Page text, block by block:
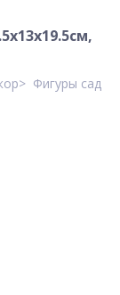
Фигуры